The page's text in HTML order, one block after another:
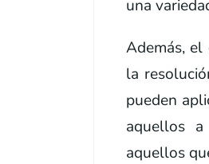
una
Además,
la
pueden
aquellos
aquellos